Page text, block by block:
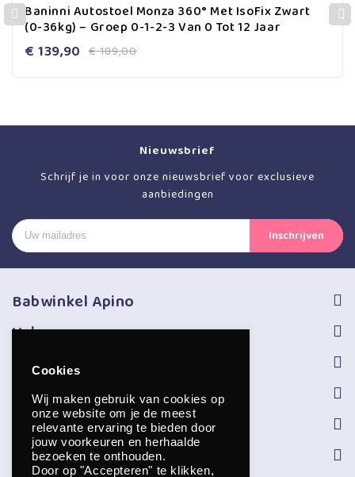
out
of
Baninni Autostoel Monza 360° Met IsoFix Zwart
(0-36kg) – Groep 0-1-2-3 Van 0 Tot 12 Jaar
€189,00
€ 139,90
Nieuwsbrief
Schrijf je in voor onze nieuwsbrief voor exclusieve
aanbiedingen
Babwinkel Apino
Volg ons
Informatie
Service
Openingstijden
Contact
Cookies
Wij maken gebruik van cookies op
onze website om je de meest
relevante ervaring te bieden door
jouw voorkeuren en herhaalde
bezoeken te onthouden.
Door op "Accepteren" te klikken,